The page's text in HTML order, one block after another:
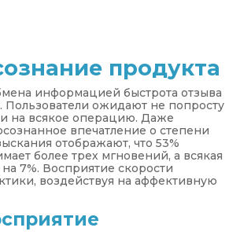
продукта
информацией быстрота отзыва
ожидают не попросту
на всякое операцию. Даже
впечатление о степени
отображают, что 53%
более трех мгновений, а всякая
7%. Восприятие скорости
воздействуя на аффективную